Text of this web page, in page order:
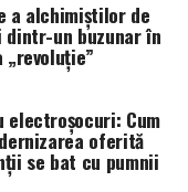
a alchimiștilor de
dintr-un buzunar în
electroșocuri: Cum
oferită
se bat cu pumnii